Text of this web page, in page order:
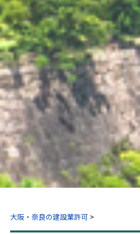
大阪・奈良の建設業許可 >